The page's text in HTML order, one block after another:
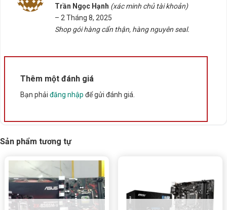
Được xếp
hạng
55
sao
Trần Ngọc Hạnh (xác minh chủ tài khoản)
– 2 Tháng 8, 2025
Shop gói hàng cẩn thận, hàng nguyên seal.
Thêm một đánh giá
Bạn phải đăng nhập để gửi đánh giá.
Sản phẩm tương tự